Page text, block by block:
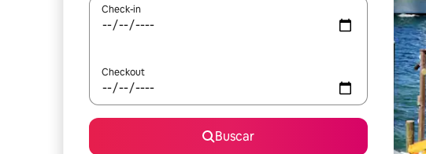
Check-in
Checkout
Buscar